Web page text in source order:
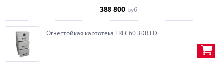
388 800 руб.
Огнестойкая картотека FRFC60 3DR LD